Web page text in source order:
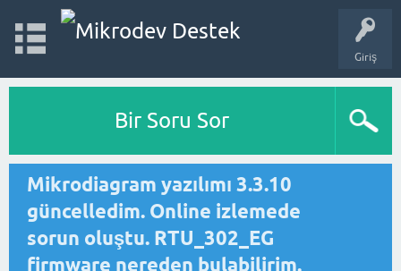
Giriş
Bir Soru Sor
Mikrodiagram yazılımı 3.3.10
güncelledim. Online izlemede
sorun oluştu. RTU_302_EG
firmware nereden bulabilirim.